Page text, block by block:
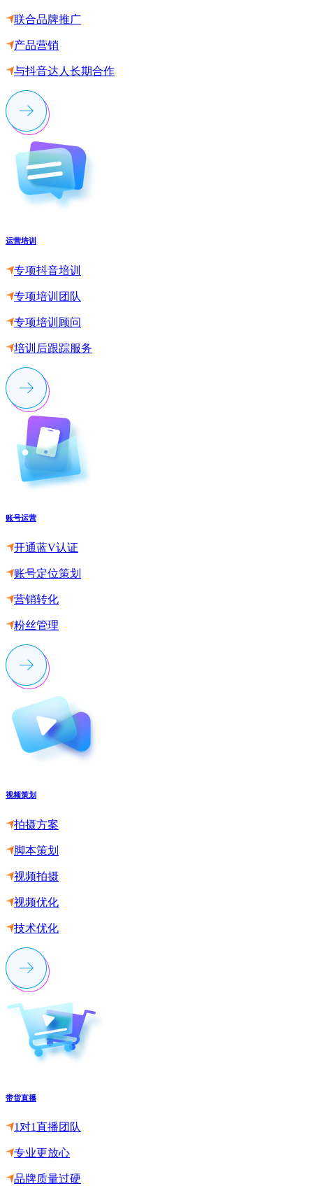
联合品牌推广
产品营销
与抖音达人长期合作
运营培训
专项抖音培训
专项培训团队
专项培训顾问
培训后跟踪服务
账号运营
开通蓝V认证
账号定位策划
营销转化
粉丝管理
视频策划
拍摄方案
脚本策划
视频拍摄
视频优化
技术优化
带货直播
1对1直播团队
专业更放心
品牌质量过硬